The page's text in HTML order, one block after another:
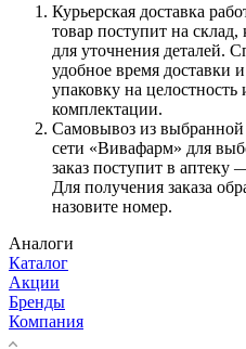
Курьерская доставка
товар поступит на склад,
для уточнения деталей.
удобное время доставки
упаковку на целостность
комплектации.
Самовывоз из
сети «Вивафарм» для
заказ поступит в аптеку
Для получения заказа
назовите номер.
Аналоги
Каталог
Акции
Бренды
Компания